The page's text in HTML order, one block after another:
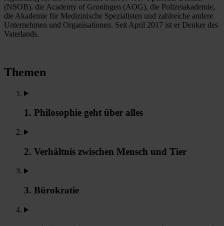
(NSOB), die Academy of Groningen (AOG), die Polizeiakademie,
die Akademie für Medizinische Spezialisten und zahlreiche andere
Unternehmen und Organisationen. Seit April 2017 ist er Denker des
Vaterlands.
Themen
1. Philosophie geht über alles
2. Verhältnis zwischen Mensch und Tier
3. Bürokratie